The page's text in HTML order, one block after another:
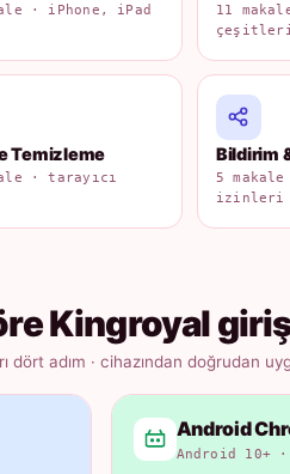
· iPhone, iPad
11
Temizleme
· tarayıcı
Bildirim
5
izinleri
Kingroyal giriş
dört adım · cihazından doğrudan
Android
Android 10+ ·